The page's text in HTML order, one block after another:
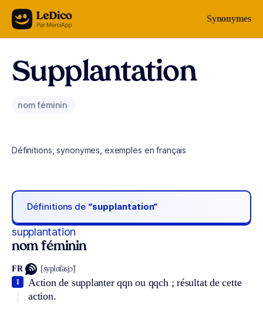
Aller au contenu Synonymes
Supplantation
nom féminin
Définitions, synonymes, exemples en français
Définitions de “supplantation“
supplantation
nom féminin
FR [syplɑ̃tasjɔ̃]
Action de supplanter qqn ou qqch ; résultat de cette
action.
1